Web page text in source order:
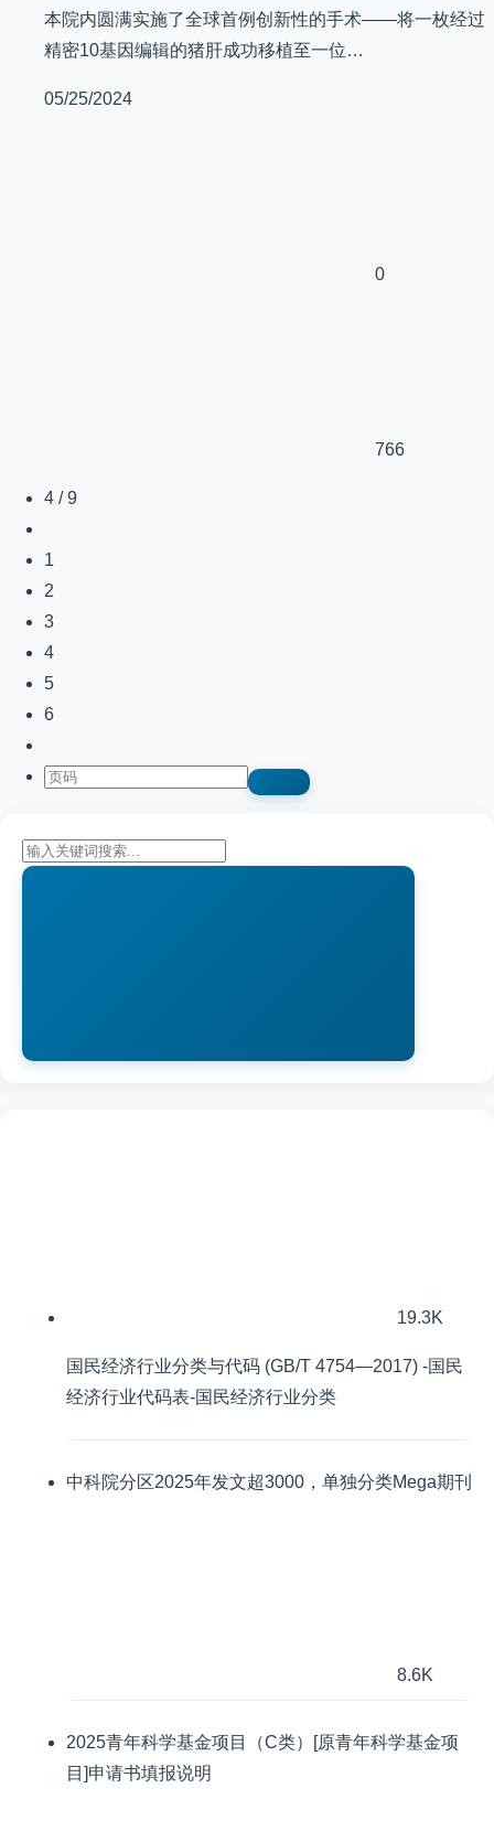
本院内圆满实施了全球首例创新性的手术——将一枚经过
精密10基因编辑的猪肝成功移植至一位…
05/25/2024
0
766
4 / 9
1
2
3
4
5
6
19.3K
国民经济行业分类与代码 (GB/T 4754—2017) -国民
经济行业代码表-国民经济行业分类
中科院分区2025年发文超3000，单独分类Mega期刊
8.6K
2025青年科学基金项目（C类）[原青年科学基金项
目]申请书填报说明